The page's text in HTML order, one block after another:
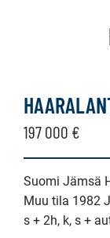
197 000 €
Suomi Jämsä
Muu tila 1982
s + 2h, k, s +